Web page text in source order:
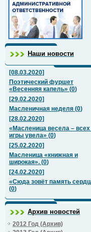
Наши новости
[08.03.2020]
Поэтический фуршет
«Весенняя капель» (0)
[29.02.2020]
Масленичная неделя (0)
[28.02.2020]
«Масленица весела – всех
игры увела» (0)
[25.02.2020]
Масленица «книжная и
широкая». (0)
[24.02.2020]
«Сюда зовёт память
(0)
Архив новостей
2012 Год (Архив)